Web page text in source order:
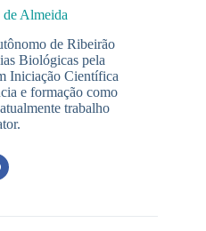
Almeida
de Ribeirão
Biológicas pela
Iniciação Científica
e formação como
trabalho